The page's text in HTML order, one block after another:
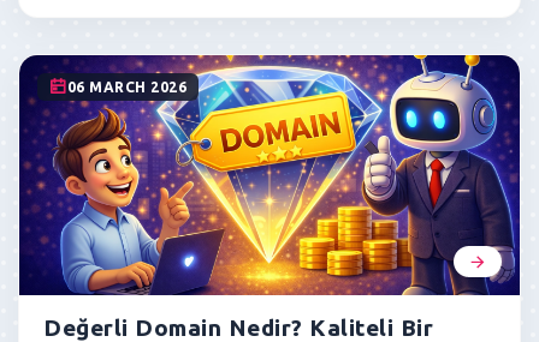
domainlerin hangi aşamalardan geçtiğini, WHOIS
üzerinden bu süreçlerin nasıl takip edileceğini ve
domainlerin Türkiye saatine göre hangi saat aralığında
boşa düştüğünü detaylı şekilde açıklıyoruz.
06 MARCH 2026
Değerli Domain Nedir? Kaliteli Bir